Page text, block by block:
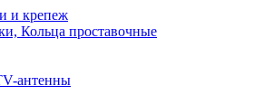
и крепеж
Кольца проставочные
антенны